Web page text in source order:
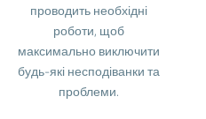
проводить необхідні
роботи, щоб
максимально виключити
будь-які несподіванки та
проблеми.